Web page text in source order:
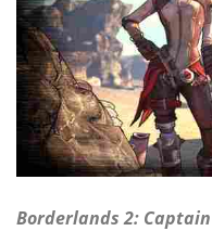
Borderlands 2: